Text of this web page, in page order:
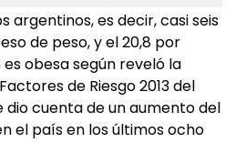
argentinos, es decir, casi seis
de peso, y el 20,8 por
obesa según reveló la
de Riesgo 2013 del
dio cuenta de un aumento del
el país en los últimos ocho